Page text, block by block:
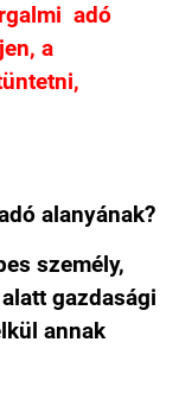
adó
a
alanyának?
személy,
gazdasági
annak